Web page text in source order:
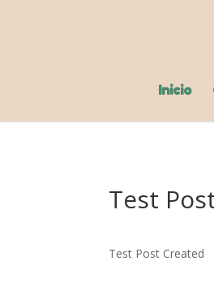
Inicio
Test
Test Post Created